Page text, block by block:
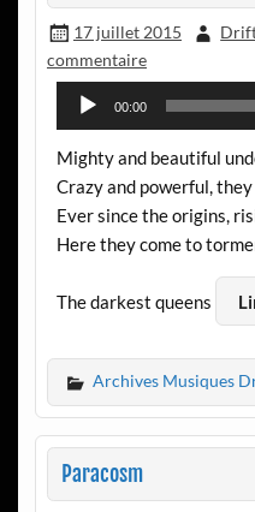
17 juillet 2015
commentaire
Lecteur
00:00
Mighty and beautiful
Crazy and powerful,
Ever since the origins,
Here they come to
The darkest queens
Archives Musiques
Paracosm